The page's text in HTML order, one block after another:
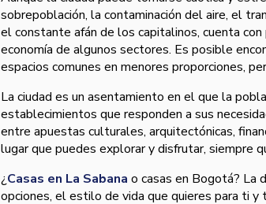
sobrepoblación, la contaminación del aire, el
el constante afán de los capitalinos, cuenta
economía de algunos sectores. Es posible
espacios comunes en menores proporciones,
La ciudad es un asentamiento en el que la
establecimientos que responden a sus
entre apuestas culturales, arquitectónicas,
lugar que puedes explorar y disfrutar, siempre
¿Casas en La Sabana o casas en Bogotá? La
opciones, el estilo de vida que quieres para ti